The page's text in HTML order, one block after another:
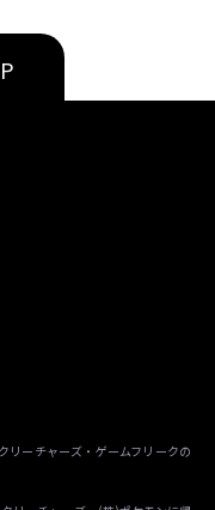
リーチャーズ・ゲームフリークの